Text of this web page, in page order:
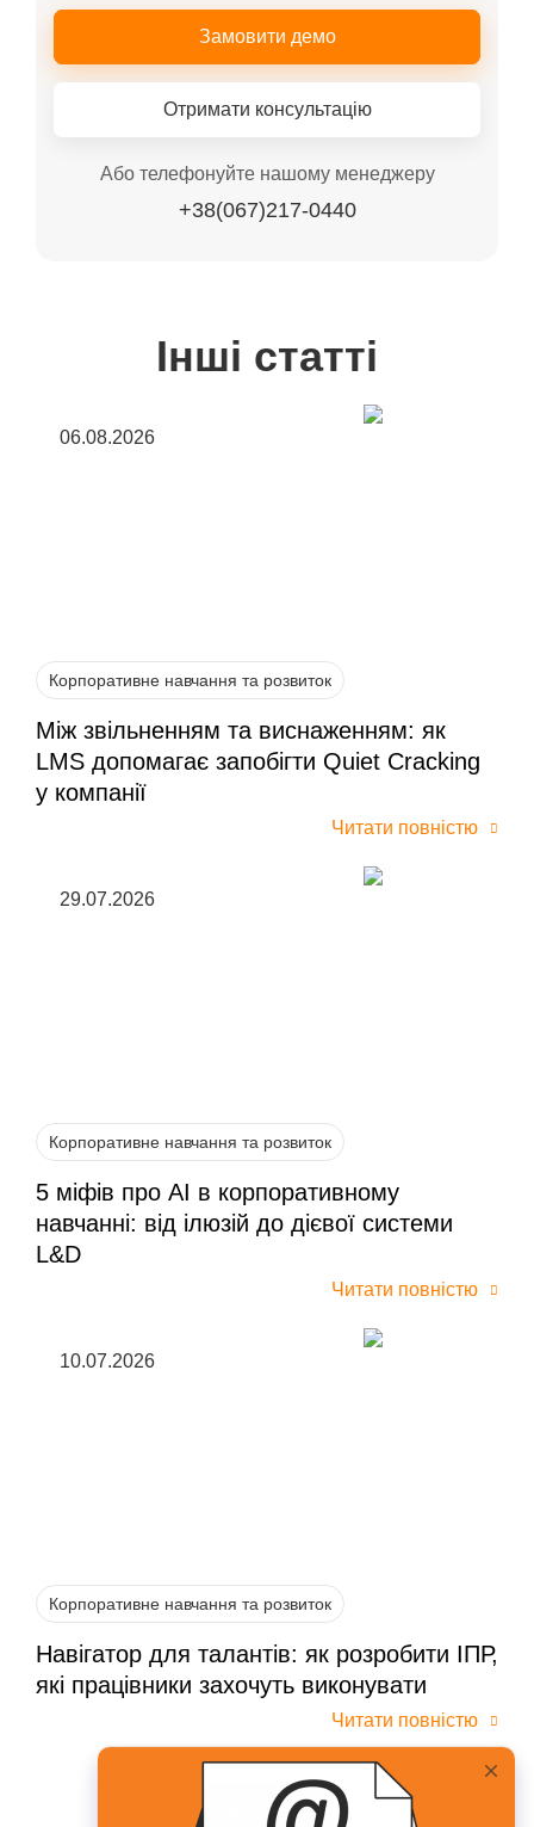
Замовити демо
Отримати консультацію
Або телефонуйте нашому менеджеру
+38(067)217-0440
Інші статті
06.08.2026
Корпоративне навчання та розвиток
Між звільненням та виснаженням: як
LMS допомагає запобігти Quiet Cracking
у компанії
Читати повністю
29.07.2026
Корпоративне навчання та розвиток
5 міфів про AI в корпоративному
навчанні: від ілюзій до дієвої системи
L&D
Читати повністю
10.07.2026
Корпоративне навчання та розвиток
Навігатор для талантів: як розробити ІПР,
які працівники захочуть виконувати
Читати повністю
Всі статті